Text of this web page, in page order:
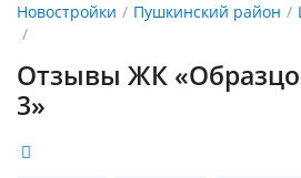
Новостройки Пушкинский район
Отзывы ЖК
3»